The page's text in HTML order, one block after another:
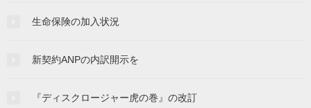
生命保険の加入状況
新契約ANPの内訳開示を
『ディスクロージャー虎の巻』の改訂